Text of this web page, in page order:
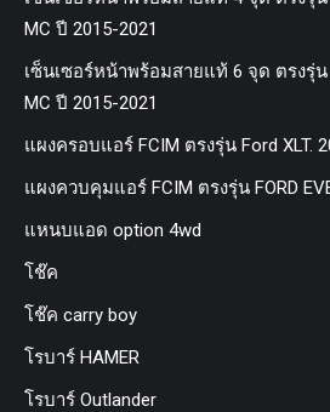
MC ปี 2015-2021
เซ็นเซอร์หน้าพร้อมสายแท้ 6 จุด ตรงรุ่น
MC ปี 2015-2021
แผงครอบแอร์ FCIM ตรงรุ่น Ford XLT.
แผงควบคุมแอร์ FCIM ตรงรุ่น FORD
แหนบแอด option 4wd
โช๊ค
โช๊ค carry boy
โรบาร์ HAMER
โรบาร์ Outlander